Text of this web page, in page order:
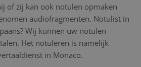
of zij kan ook notulen opmaken
audiofragmenten. Notulist in
Wij kunnen uw notulen
Het notuleren is namelijk
in Monaco.